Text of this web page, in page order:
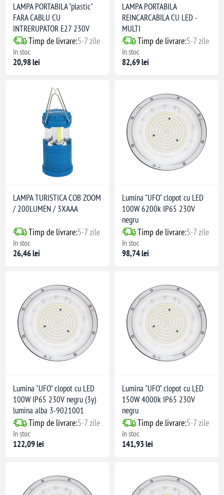
LAMPA PORTABILA "plastic"
FARA CABLU CU
INTRERUPATOR E27 230V
Timp de livrare:5-7 zile
în stoc
20,98 lei
LAMPA PORTABILA
REINCARCABILA CU LED -
MULTI
Timp de livrare:5-7 zile
în stoc
82,69 lei
LAMPA TURISTICA COB ZOOM
/ 200LUMEN / 3XAAA
Timp de livrare:5-7 zile
în stoc
26,46 lei
Lumina "UFO" clopot cu LED
100W 6200k IP65 230V
negru
Timp de livrare:5-7 zile
în stoc
98,74 lei
Lumina "UFO" clopot cu LED
100W IP65 230V negru (3y)
lumina alba 3-9021001
Timp de livrare:5-7 zile
în stoc
122,09 lei
Lumina "UFO" clopot cu LED
150W 4000k IP65 230V
negru
Timp de livrare:5-7 zile
în stoc
141,93 lei